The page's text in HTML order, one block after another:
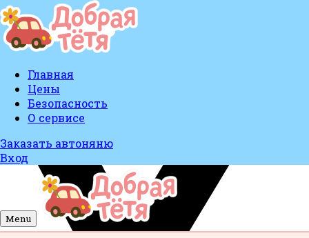
Главная
Цены
Безопасность
О сервисе
Заказать автоняню
Вход
Menu